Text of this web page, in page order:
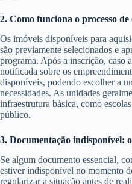
2. Como funciona o processo de
Os imóveis disponíveis para
são previamente selecionados e
programa. Após a inscrição, caso
notificada sobre os
disponíveis, podendo escolher a
necessidades. As unidades
infraestrutura básica, como
público.
3. Documentação indisponível:
Se algum documento essencial,
estiver indisponível no momento
regularizar a situação antes de